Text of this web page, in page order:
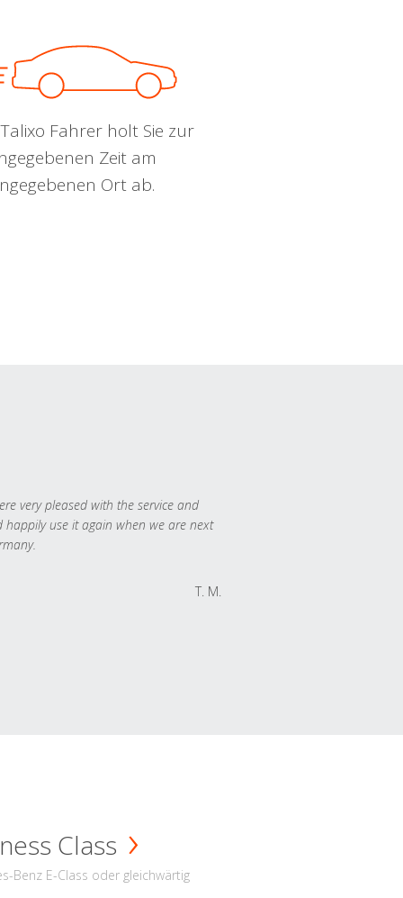
Fahrer holt Sie zur
Zeit am
Ort ab.
very pleased with the service and
happily use it again when we are next
T. M.
Class
Benz E-Class oder gleichwärtig